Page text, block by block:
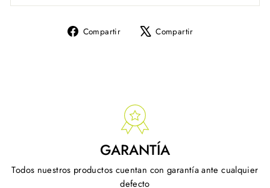
Compartir
CompartirCompartir
GARANTÍA
Todos nuestros productos cuentan con garantía ante cualquier
defecto